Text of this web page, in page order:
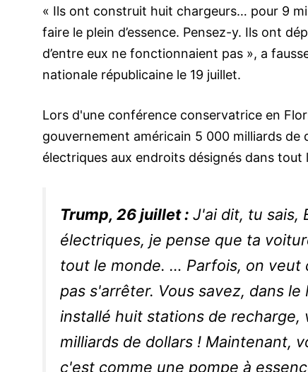
« Ils ont construit huit chargeurs… pour 9
faire le plein d’essence. Pensez-y. Ils ont
d’entre eux ne fonctionnaient pas », a
nationale républicaine le 19 juillet.
Lors d'une conférence conservatrice en
gouvernement américain 5 000 milliards
électriques aux endroits désignés dans tout
Trump, 26 juillet : J'ai dit, tu sais,
électriques, je pense que ta
tout le monde. … Parfois, on veut
pas s'arrêter. Vous savez, dans
installé huit stations de
milliards de dollars ! Maintenant,
c'est comme une pompe à